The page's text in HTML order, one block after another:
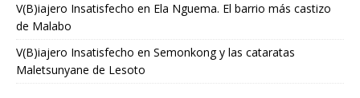
V(B)iajero Insatisfecho en Ela Nguema. El barrio más castizo
de Malabo
V(B)iajero Insatisfecho en Semonkong y las cataratas
Maletsunyane de Lesoto